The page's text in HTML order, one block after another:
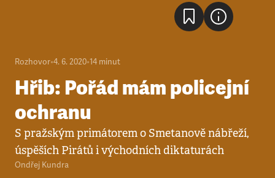
Rozhovor•4. 6. 2020•14 minut
Hřib: Pořád mám policejní
ochranu
S pražským primátorem o Smetanově nábřeží,
úspěších Pirátů i východních diktaturách
Ondřej Kundra